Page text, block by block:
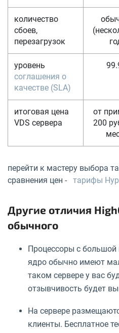
количество
сбоев,
перезагрузок
уровень
соглашения о
качестве (SLA)
итоговая цена
VDS сервера
от
200
перейти к мастеру выбора
сравнения цен - тарифы
Другие отличия
обычного
Процессоры с большой
ядро обычно имеют
таком сервере у вас
отзывчивость будет
На сервере
клиенты. Бесплатное